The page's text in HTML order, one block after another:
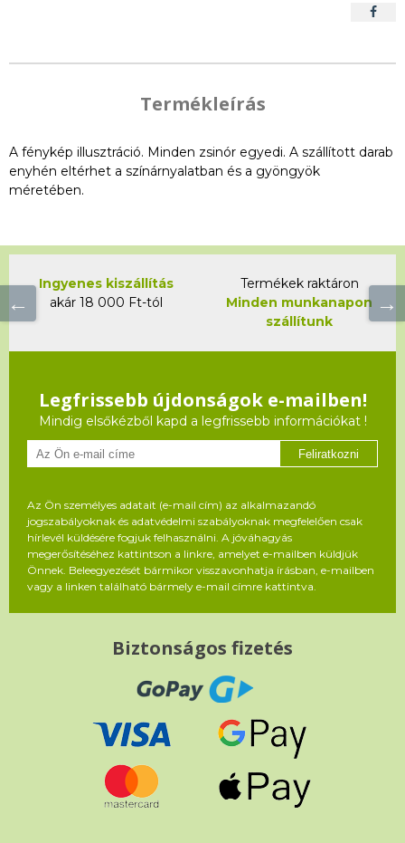
Termékleírás
A fénykép illusztráció. Minden zsinór egyedi. A szállított darab
enyhén eltérhet a színárnyalatban és a gyöngyök
méretében.
Ingyenes kiszállítás
akár 18 000 Ft-tól
Termékek raktáron
Minden munkanapon
szállítunk
Legfrissebb újdonságok e-mailben!
Mindig elsőkézből kapd a legfrissebb információkat !
Feliratkozni
Az Ön személyes adatait (e-mail cím) az alkalmazandó
jogszabályoknak és adatvédelmi szabályoknak megfelelően csak
hírlevél küldésére fogjuk felhasználni. A jóváhagyás
megerősítéséhez kattintson a linkre, amelyet e-mailben küldjük
Önnek. Beleegyezését bármikor visszavonhatja írásban, e-mailben
vagy a linken található bármely e-mail címre kattintva.
Biztonságos fizetés